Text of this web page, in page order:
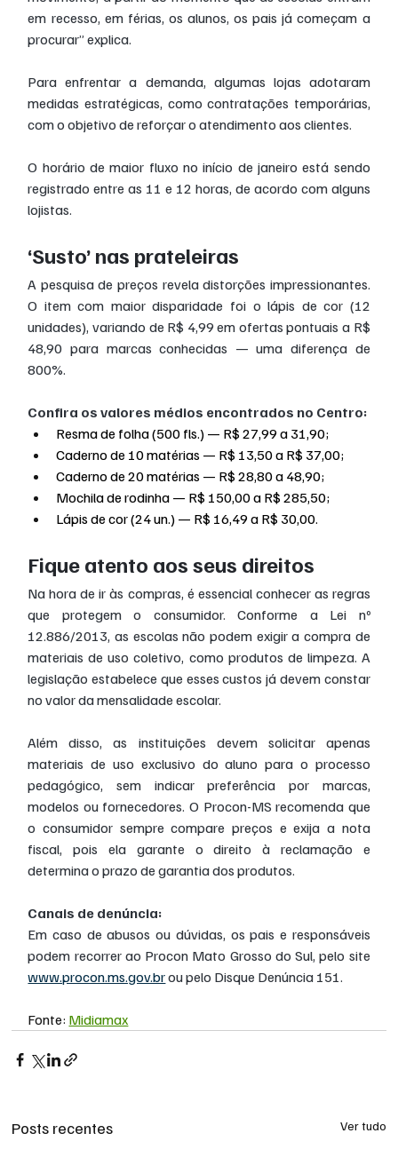
em recesso, em férias, os alunos, os pais já começam a
procurar” explica.
Para enfrentar a demanda, algumas lojas adotaram
medidas estratégicas, como contratações temporárias,
com o objetivo de reforçar o atendimento aos clientes.
O horário de maior fluxo no início de janeiro está sendo
registrado entre as 11 e 12 horas, de acordo com alguns
lojistas.
‘Susto’ nas prateleiras
A pesquisa de preços revela distorções impressionantes.
O item com maior disparidade foi o lápis de cor (12
unidades), variando de R$ 4,99 em ofertas pontuais a R$
48,90 para marcas conhecidas — uma diferença de
800%.
Confira os valores médios encontrados no Centro:
Resma de folha (500 fls.) — R$ 27,99 a 31,90;
Caderno de 10 matérias — R$ 13,50 a R$ 37,00;
Caderno de 20 matérias — R$ 28,80 a 48,90;
Mochila de rodinha — R$ 150,00 a R$ 285,50;
Lápis de cor (24 un.) — R$ 16,49 a R$ 30,00.
Fique atento aos seus direitos
Na hora de ir às compras, é essencial conhecer as regras
que protegem o consumidor. Conforme a Lei nº
12.886/2013, as escolas não podem exigir a compra de
materiais de uso coletivo, como produtos de limpeza. A
legislação estabelece que esses custos já devem constar
no valor da mensalidade escolar.
Além disso, as instituições devem solicitar apenas
materiais de uso exclusivo do aluno para o processo
pedagógico, sem indicar preferência por marcas,
modelos ou fornecedores. O Procon-MS recomenda que
o consumidor sempre compare preços e exija a nota
fiscal, pois ela garante o direito à reclamação e
determina o prazo de garantia dos produtos.
Canais de denúncia:
Em caso de abusos ou dúvidas, os pais e responsáveis
www.procon.ms.gov.br ou pelo Disque Denúncia 151.
Fonte: Midiamax
Posts recentes Ver tudo